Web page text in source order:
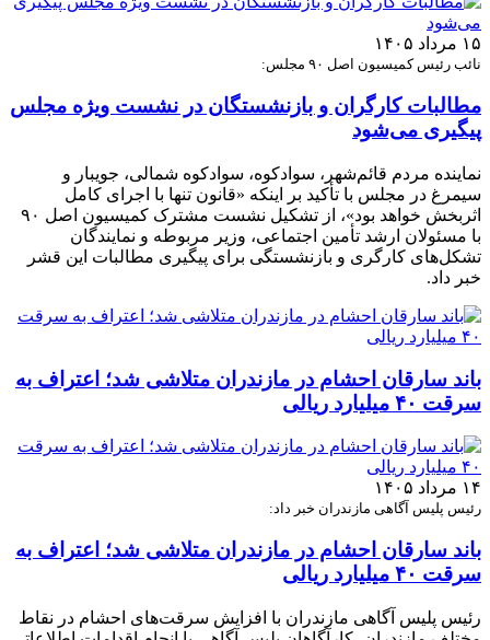
۱۵ مرداد ۱۴۰۵
نائب رئیس کمیسیون اصل ۹۰ مجلس:
مطالبات کارگران و بازنشستگان در نشست ویژه مجلس
پیگیری می‌شود
نماینده مردم قائم‌شهر، سوادکوه، سوادکوه شمالی، جویبار و
سیمرغ در مجلس با تأکید بر اینکه «قانون تنها با اجرای کامل
اثربخش خواهد بود»، از تشکیل نشست مشترک کمیسیون اصل ۹۰
با مسئولان ارشد تأمین اجتماعی، وزیر مربوطه و نمایندگان
تشکل‌های کارگری و بازنشستگی برای پیگیری مطالبات این قشر
خبر داد.
باند سارقان احشام در مازندران متلاشی شد؛ اعتراف به
سرقت ۴۰ میلیارد ریالی
۱۴ مرداد ۱۴۰۵
رئیس پلیس آگاهی مازندران خبر داد:
باند سارقان احشام در مازندران متلاشی شد؛ اعتراف به
سرقت ۴۰ میلیارد ریالی
رئیس پلیس آگاهی مازندران با افزایش سرقت‌های احشام در نقاط